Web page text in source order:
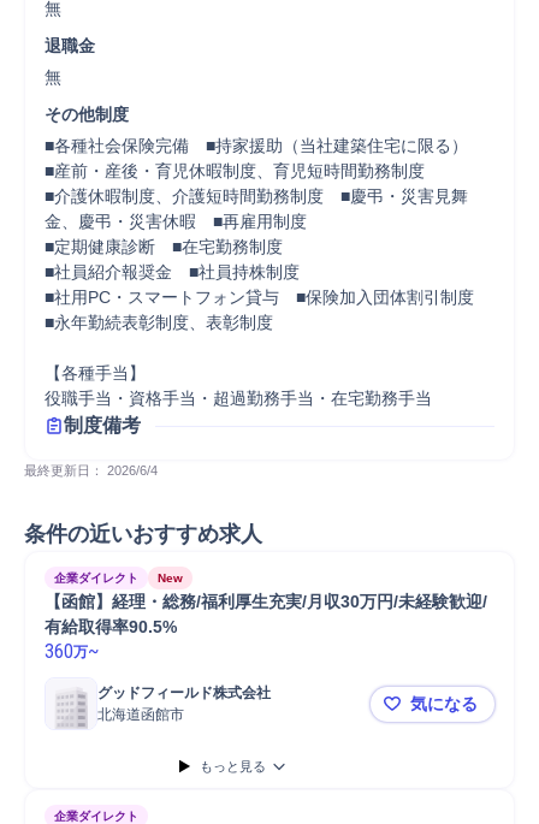
無
退職金
無
その他制度
■各種社会保険完備　■持家援助（当社建築住宅に限る）
■産前・産後・育児休暇制度、育児短時間勤務制度
■介護休暇制度、介護短時間勤務制度　■慶弔・災害見舞
金、慶弔・災害休暇　■再雇用制度
■定期健康診断　■在宅勤務制度
■社員紹介報奨金　■社員持株制度
■社用PC・スマートフォン貸与　■保険加入団体割引制度
■永年勤続表彰制度、表彰制度
【各種手当】
役職手当・資格手当・超過勤務手当・在宅勤務手当
制度備考
最終更新日： 2026/6/4
条件の近いおすすめ求人
企業ダイレクト New
【函館】経理・総務/福利厚生充実/月収30万円/未経験歓迎/
有給取得率90.5%
360万~
グッドフィールド株式会社
北海道函館市
【函館】経
気になる
もっと見る
企業ダイレクト